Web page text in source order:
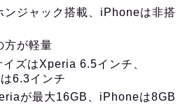
ンジャック搭載、iPhoneは非搭
方が軽量
ズはXperia 6.5インチ、
6.3インチ
が最大16GB、iPhoneは8GB